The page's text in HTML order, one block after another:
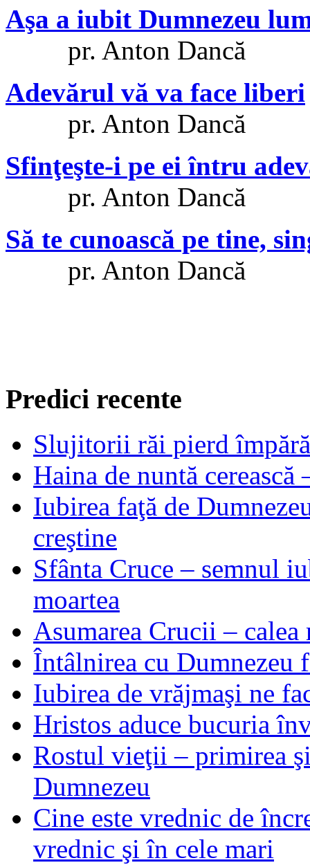
Aşa a iubit Dumnezeu
pr. Anton Dancă
Adevărul vă va face liberi
pr. Anton Dancă
Sfinţeşte-i pe ei întru
pr. Anton Dancă
Să te cunoască pe tine,
pr. Anton Dancă
Predici recente
Slujitorii răi pierd
Haina de nuntă
Iubirea faţă de
creştine
Sfânta Cruce – semnul
moartea
Asumarea Crucii –
Întâlnirea cu Dumnezeu
Iubirea de vrăjmaşi ne
Hristos aduce bucuria
Rostul vieţii – primirea
Dumnezeu
Cine este vrednic de
vrednic şi în cele mari